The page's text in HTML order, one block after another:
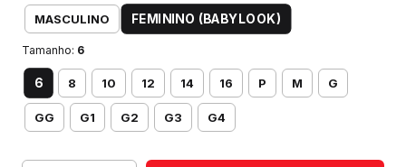
MASCULINO FEMININO (BABYLOOK)
Tamanho: 6
6 8 10 12 14 16 P M G
GG G1 G2 G3 G4